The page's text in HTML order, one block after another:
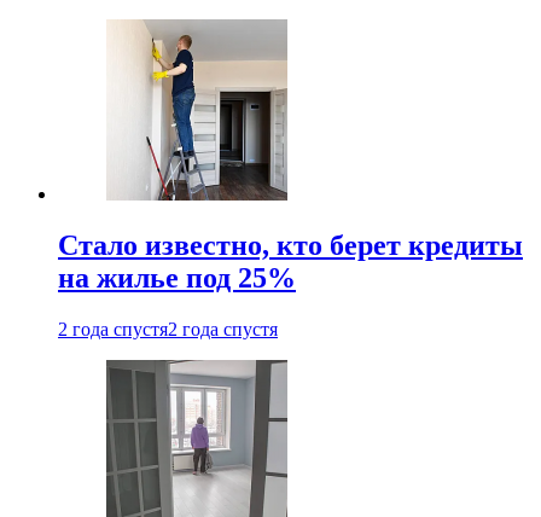
Стало известно, кто берет кредиты
на жилье под 25%
2 года спустя2 года спустя